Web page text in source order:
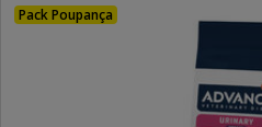
Pack Poupança